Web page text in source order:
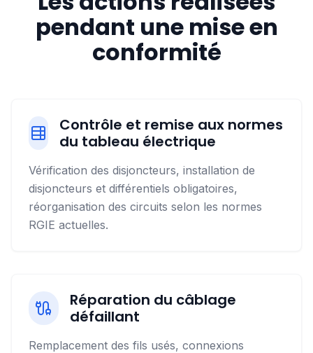
pendant une mise en
conformité
Contrôle et remise aux normes
du tableau électrique
Vérification des disjoncteurs, installation de
disjoncteurs et différentiels obligatoires,
réorganisation des circuits selon les normes
RGIE actuelles.
Réparation du câblage
défaillant
Remplacement des fils usés, connexions